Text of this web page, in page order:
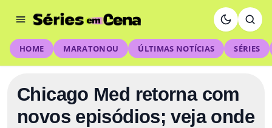
HOME MARATONOU ÚLTIMAS NOTÍCIAS SÉRIES
Chicago Med retorna com
novos episódios; veja onde